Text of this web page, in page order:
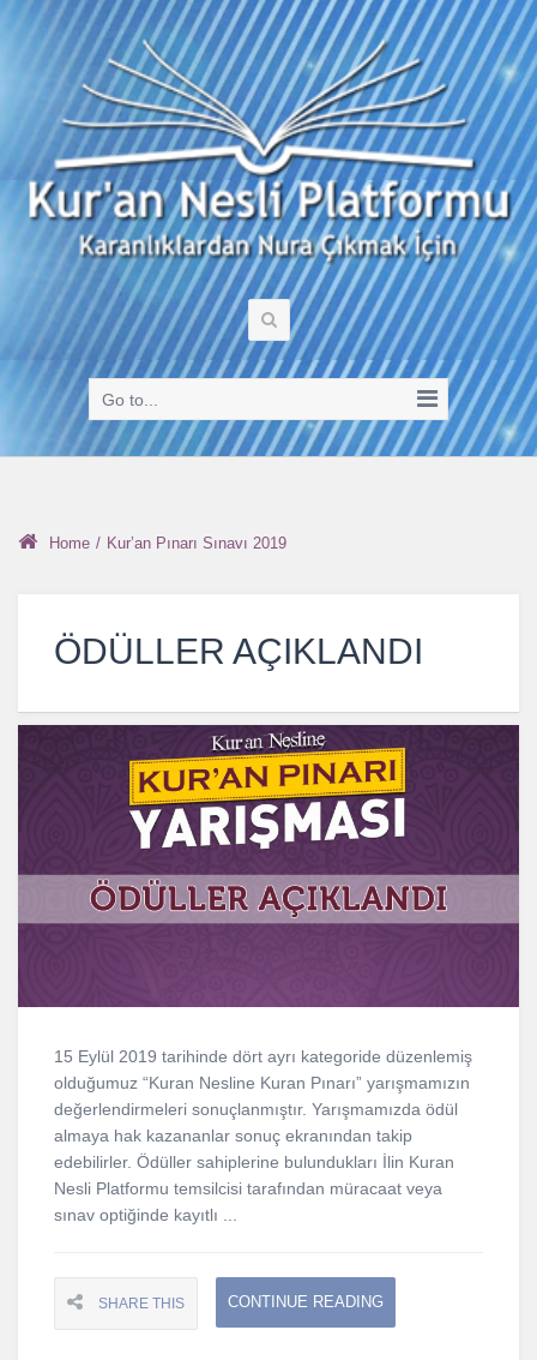
Go to...
Home / Kur’an Pınarı Sınavı 2019
ÖDÜLLER AÇIKLANDI
15 Eylül 2019 tarihinde dört ayrı kategoride düzenlemiş
olduğumuz “Kuran Nesline Kuran Pınarı” yarışmamızın
değerlendirmeleri sonuçlanmıştır. Yarışmamızda ödül
almaya hak kazananlar sonuç ekranından takip
edebilirler. Ödüller sahiplerine bulundukları İlin Kuran
Nesli Platformu temsilcisi tarafından müracaat veya
sınav optiğinde kayıtlı ...
SHARE THIS CONTINUE READING